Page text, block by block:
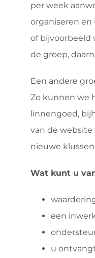
per week
organiseren en
of bijvoorbeeld
de groep,
Een andere
Zo kunnen we
linnengoed,
van de website
nieuwe
Wat kunt u
een
u